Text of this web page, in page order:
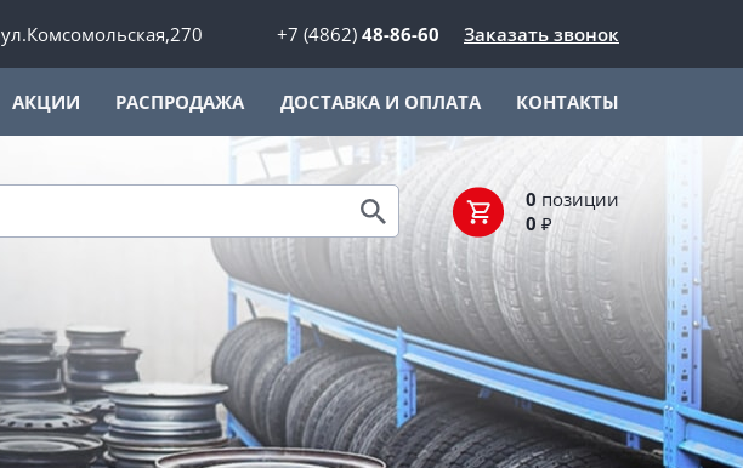
ул.Комсомольская,270 +7 (4862) 48-86-60 Заказать звонок
АКЦИИ РАСПРОДАЖА ДОСТАВКА И ОПЛАТА КОНТАКТЫ
0 позиции
0 ₽